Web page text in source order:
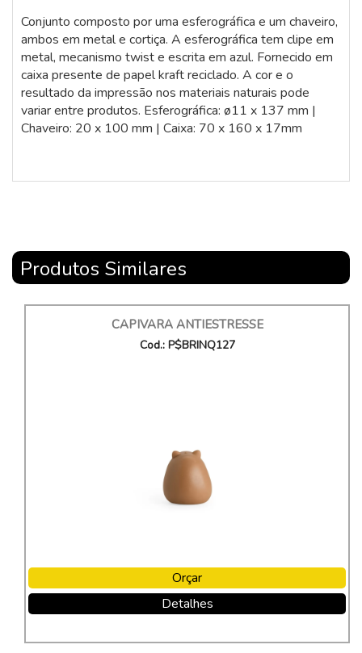
Conjunto composto por uma esferográfica e um chaveiro,
ambos em metal e cortiça. A esferográfica tem clipe em
metal, mecanismo twist e escrita em azul. Fornecido em
caixa presente de papel kraft reciclado. A cor e o
resultado da impressão nos materiais naturais pode
variar entre produtos. Esferográfica: ø11 x 137 mm |
Chaveiro: 20 x 100 mm | Caixa: 70 x 160 x 17mm
Produtos Similares
CAPIVARA ANTIESTRESSE
Cod.: P$BRINQ127
Orçar
Detalhes